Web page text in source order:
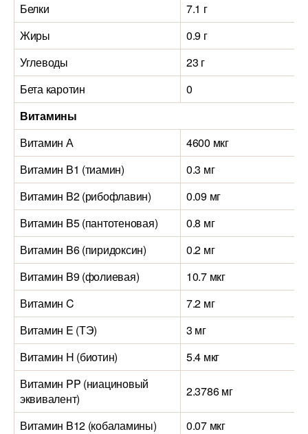
Белки
7.1 г
Жиры
0.9 г
Углеводы
23 г
Бета каротин
0
Витамины
Витамин А
4600 мкг
Витамин B1 (тиамин)
0.3 мг
Витамин B2 (рибофлавин)
0.09 мг
Витамин B5 (пантотеновая)
0.8 мг
Витамин B6 (пиридоксин)
0.2 мг
Витамин B9 (фолиевая)
10.7 мкг
Витамин C
7.2 мг
Витамин E (ТЭ)
3 мг
Витамин H (биотин)
5.4 мкг
Витамин PP (ниациновый
эквивалент)
2.3786 мг
Витамин B12 (кобаламины)
0.07 мкг